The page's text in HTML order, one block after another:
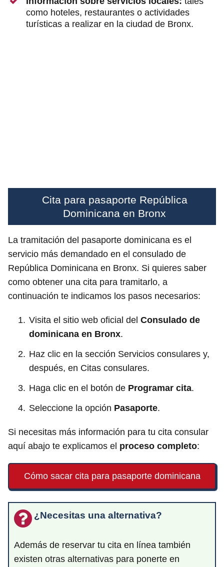
como hoteles, restaurantes o actividades
turísticas a realizar en la ciudad de Bronx.
Cita para pasaporte República
Dominicana en Bronx
La tramitación del pasaporte dominicana es el
servicio más demandado en el consulado de
República Dominicana en Bronx. Si quieres saber
como obtener una cita para tramitarlo, a
continuación te indicamos los pasos necesarios:
Visita el sitio web oficial del Consulado de
dominicana en Bronx.
Haz clic en la sección Servicios consulares y,
después, en Citas consulares.
Haga clic en el botón de Programar cita.
Seleccione la opción Pasaporte.
Si necesitas más información para tu cita consular
aquí abajo te explicamos el proceso completo:
Cómo sacar cita para pasaporte dominicana
¿Necesitas una alternativa?
Además de reservar tu cita en línea también
existen otras alternativas para ponerte en